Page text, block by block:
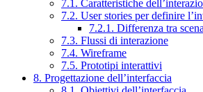
7.1. Caratteristiche
7.2. User stories per definire
7.2.1. Differenza tra
7.3. Flussi di interazione
7.4. Wireframe
7.5. Prototipi interattivi
8. Progettazione dell’interfaccia